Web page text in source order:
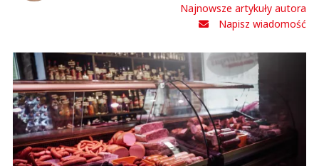
Najnowsze artykuły autora
Napisz wiadomość